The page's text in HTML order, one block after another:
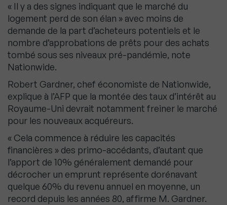
« Il y a des signes indiquant que le marché du
logement perd de son élan » avec moins de
demande de la part d’acheteurs potentiels et le
nombre d’approbations de prêts pour des achats
tombé sous ses niveaux pré-pandémie, note
Nationwide.
Robert Gardner, chef économiste de Nationwide,
explique à l’AFP que la montée des taux d’intérêt au
Royaume-Uni devrait notamment freiner le marché
pour les nouveaux acquéreurs.
« Cela commence à réduire les capacités
financières » des primo-accédants, d’autant que
l’apport de 10% généralement demandé pour
décrocher un emprunt représente dorénavant
quelque 60% du revenu annuel en moyenne, un
record depuis les années 80, affirme M. Gardner.